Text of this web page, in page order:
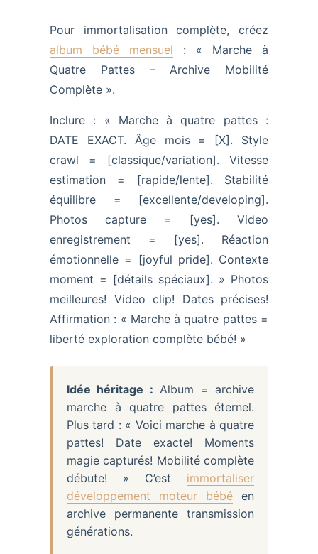
Pour immortalisation complète, créez
album bébé mensuel : « Marche à
Quatre Pattes – Archive Mobilité
Complète ».
Inclure : « Marche à quatre pattes :
DATE EXACT. Âge mois = [X]. Style
crawl = [classique/variation]. Vitesse
estimation = [rapide/lente]. Stabilité
équilibre = [excellente/developing].
Photos capture = [yes]. Video
enregistrement = [yes]. Réaction
émotionnelle = [joyful pride]. Contexte
moment = [détails spéciaux]. » Photos
meilleures! Video clip! Dates précises!
Affirmation : « Marche à quatre pattes =
liberté exploration complète bébé! »
Idée héritage : Album = archive
marche à quatre pattes éternel.
Plus tard : « Voici marche à quatre
pattes! Date exacte! Moments
magie capturés! Mobilité complète
débute! » C’est immortaliser
développement moteur bébé en
archive permanente transmission
générations.